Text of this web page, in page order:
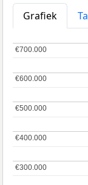
Grafiek
€300.000
€300.000
€400.000
€400.000
€500.000
€500.000
€600.000
€600.000
€700.000
€700.000